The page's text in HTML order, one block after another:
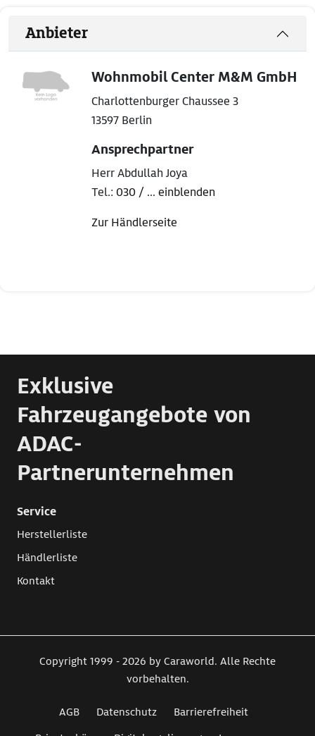
Anbieter
Wohnmobil Center M&M GmbH
Charlottenburger Chaussee 3
13597 Berlin
Ansprechpartner
Herr Abdullah Joya
Tel.: 030 / ... einblenden
Zur Händlerseite
Exklusive
Fahrzeugangebote von
ADAC-
Partnerunternehmen
Service
Herstellerliste
Händlerliste
Kontakt
Copyright 1999 - 2026 by Caraworld. Alle Rechte
vorbehalten.
AGB Datenschutz
Barrierefreiheit